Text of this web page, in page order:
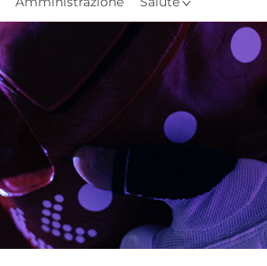
Atleti
Atleti Combattimento
Atleti Poomsae e Freestyle
Atleti Parataekwondo